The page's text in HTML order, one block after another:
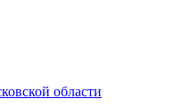
области